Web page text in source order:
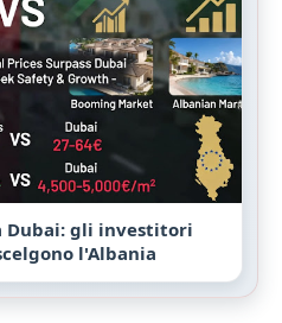
Dubai: gli investitori
l'Albania